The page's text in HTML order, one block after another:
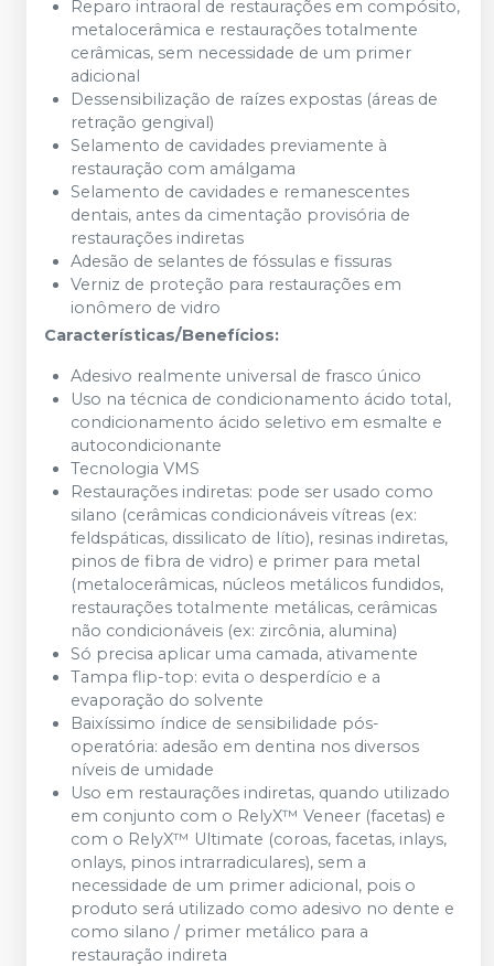
Reparo intraoral de restaurações em compósito,
metalocerâmica e restaurações totalmente
cerâmicas, sem necessidade de um primer
adicional
Dessensibilização de raízes expostas (áreas de
retração gengival)
Selamento de cavidades previamente à
restauração com amálgama
Selamento de cavidades e remanescentes
dentais, antes da cimentação provisória de
restaurações indiretas
Adesão de selantes de fóssulas e fissuras
Verniz de proteção para restaurações em
ionômero de vidro
Características/Benefícios:
Adesivo realmente universal de frasco único
Uso na técnica de condicionamento ácido total,
condicionamento ácido seletivo em esmalte e
autocondicionante
Tecnologia VMS
Restaurações indiretas: pode ser usado como
silano (cerâmicas condicionáveis vítreas (ex:
feldspáticas, dissilicato de lítio), resinas indiretas,
pinos de fibra de vidro) e primer para metal
(metalocerâmicas, núcleos metálicos fundidos,
restaurações totalmente metálicas, cerâmicas
não condicionáveis (ex: zircônia, alumina)
Só precisa aplicar uma camada, ativamente
Tampa flip-top: evita o desperdício e a
evaporação do solvente
Baixíssimo índice de sensibilidade pós-
operatória: adesão em dentina nos diversos
níveis de umidade
Uso em restaurações indiretas, quando utilizado
em conjunto com o RelyX™ Veneer (facetas) e
com o RelyX™ Ultimate (coroas, facetas, inlays,
onlays, pinos intrarradiculares), sem a
necessidade de um primer adicional, pois o
produto será utilizado como adesivo no dente e
como silano / primer metálico para a
restauração indireta